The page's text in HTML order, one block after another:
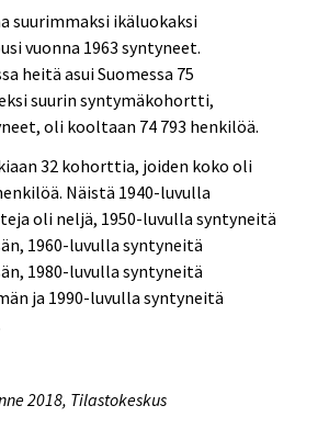
suurimmaksi ikäluokaksi
vuonna 1963 syntyneet.
heitä asui Suomessa 75
suurin syntymäkohortti,
oli kooltaan 74 793 henkilöä.
32 kohorttia, joiden koko oli
Näistä 1940-luvulla
oli neljä, 1950-luvulla syntyneitä
1960-luvulla syntyneitä
1980-luvulla syntyneitä
ja 1990-luvulla syntyneitä
2018, Tilastokeskus